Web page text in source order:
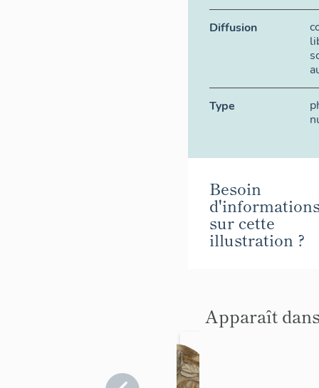
Diffusion
Type
Besoin
sur cette
illustration ?
Apparaît